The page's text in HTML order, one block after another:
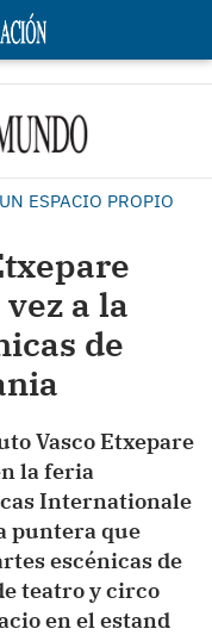
ESPACIO PROPIO
a la
de
Vasco Etxepare
la feria
Internationale
puntera que
escénicas de
teatro y circo
en el estand